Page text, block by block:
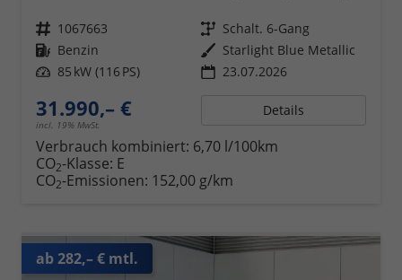
Fahrzeugnr. 1067663 Getriebe Schalt. 6-Gang
Kraftstoff Benzin Außenfarbe Starlight Blue Metallic
Leistung 85 kW (116 PS) 23.07.2026
31.990,– €
incl. 19% MwSt.
Details
Verbrauch kombiniert: 6,70 l/100km
CO2-Klasse: E
CO2-Emissionen: 152,00 g/km
ab 282,– € mtl.